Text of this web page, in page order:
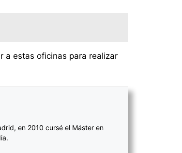
a estas oficinas para realizar
en 2010 cursé el Máster en